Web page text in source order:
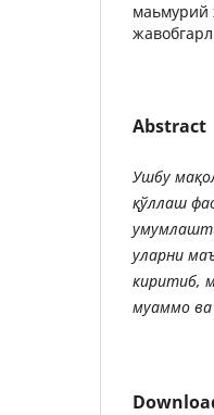
маьмурий
Abstract
Ушбу
қўллаш
уларни
киритиб,
муаммо ва